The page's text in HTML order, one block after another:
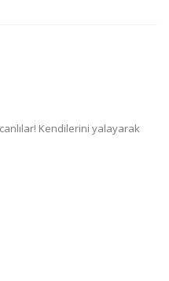
Kendilerini yalayarak